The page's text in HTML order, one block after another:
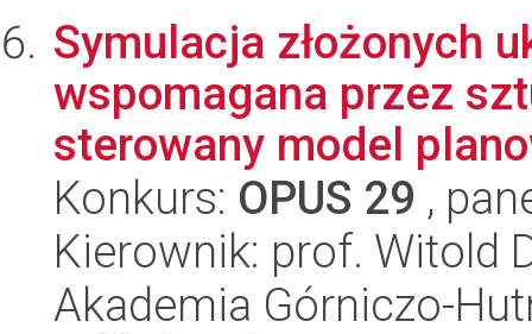
Symulacja złożonych
wspomagana przez
sterowany model
Konkurs: OPUS 29 ,
Kierownik: prof. Witold
Akademia Górniczo-